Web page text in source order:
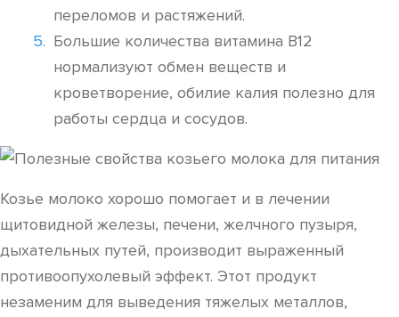
переломов и растяжений.
Большие количества витамина B12
нормализуют обмен веществ и
кроветворение, обилие калия полезно для
работы сердца и сосудов.
Козье молоко хорошо помогает и в лечении
щитовидной железы, печени, желчного пузыря,
дыхательных путей, производит выраженный
противоопухолевый эффект. Этот продукт
незаменим для выведения тяжелых металлов,